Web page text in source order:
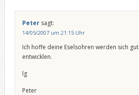
Peter sagt:
14/05/2007 um 21:15 Uhr
Ich hoffe deine Eselsohren werden sich gut
entwicklen.
lg
Peter